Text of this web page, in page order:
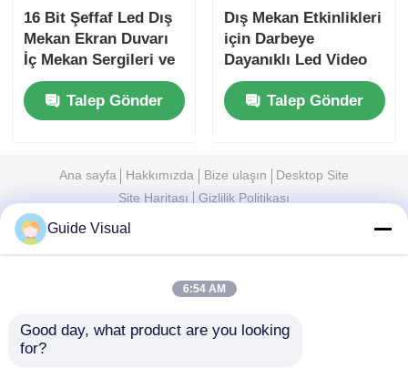
16 Bit Şeffaf Led Dış
Mekan Ekran Duvarı
İç Mekan Sergileri ve
Gösterileri İçin
Talep Gönder
Dış Mekan Etkinlikleri
için Darbeye
Dayanıklı Led Video
Duvar Ekran Paneli
110V 1000nits
Talep Gönder
Ana sayfa Hakkımızda Bize ulaşın
Desktop Site
Site Haritası
Gizlilik Politikası
fabrikası.Copyright © 2026 Shenzhen Guide
Guide Visual
6:54 AM
Good day, what product are you looking
for?